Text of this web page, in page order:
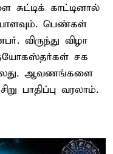
காட்டினால்
பெண்கள்
விருந்து விழா
சக
ஆவணங்களை
பாதிப்பு வரலாம்.